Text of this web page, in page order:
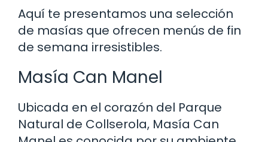
Aquí te presentamos una selección
de masías que ofrecen menús de fin
de semana irresistibles.
Masía Can Manel
Ubicada en el corazón del Parque
Natural de Collserola, Masía Can